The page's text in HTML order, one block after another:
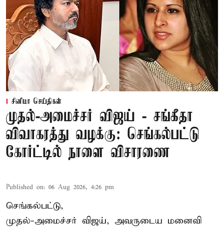
சினிமா செய்திகள்
முதல்-அமைச்சர் விஜய் - சங்கீதா
விவாகரத்து வழக்கு: செங்கல்பட்டு
கோர்ட்டில் நாளை விசாரணை
Published on: 06 Aug 2026, 4:26 pm
செங்கல்பட்டு,
முதல்-அமைச்சர் விஜய், அவருடைய மனைவி